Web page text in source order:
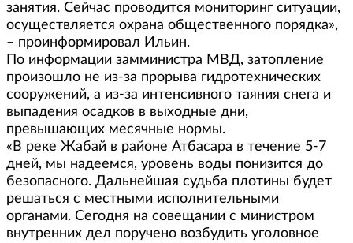
занятия. Сейчас проводится мониторинг ситуации,
осуществляется охрана общественного порядка»,
– проинформировал Ильин.
По информации замминистра МВД, затопление
произошло не из-за прорыва гидротехнических
сооружений, а из-за интенсивного таяния снега и
выпадения осадков в выходные дни,
превышающих месячные нормы.
«В реке Жабай в районе Атбасара в течение 5-7
дней, мы надеемся, уровень воды понизится до
безопасного. Дальнейшая судьба плотины будет
решаться с местными исполнительными
органами. Сегодня на совещании с министром
внутренних дел поручено возбудить уголовное